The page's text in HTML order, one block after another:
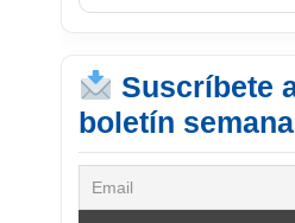
Suscríbete
boletín